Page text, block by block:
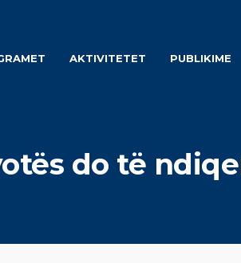
AKTIVITETET PUBLIKIME
do të